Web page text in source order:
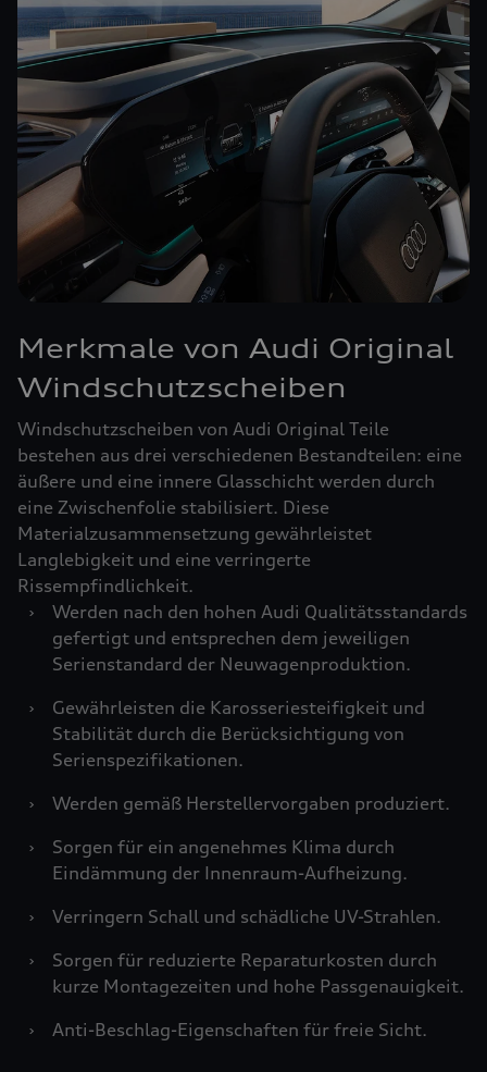
Merkmale von Audi Original
Windschutzscheiben
Windschutzscheiben von Audi Original Teile
bestehen aus drei verschiedenen Bestandteilen: eine
äußere und eine innere Glasschicht werden durch
eine Zwischenfolie stabilisiert. Diese
Materialzusammensetzung gewährleistet
Langlebigkeit und eine verringerte
Rissempfindlichkeit.
›
Werden nach den hohen Audi Qualitätsstandards
gefertigt und entsprechen dem jeweiligen
Serienstandard der Neuwagenproduktion.
›
Gewährleisten die Karosseriesteifigkeit und
Stabilität durch die Berücksichtigung von
Serienspezifikationen.
›
Werden gemäß Herstellervorgaben produziert.
›
Sorgen für ein angenehmes Klima durch
Eindämmung der Innenraum-Aufheizung.
›
Verringern Schall und schädliche UV-Strahlen.
›
Sorgen für reduzierte Reparaturkosten durch
kurze Montagezeiten und hohe Passgenauigkeit.
›
Anti-Beschlag-Eigenschaften für freie Sicht.